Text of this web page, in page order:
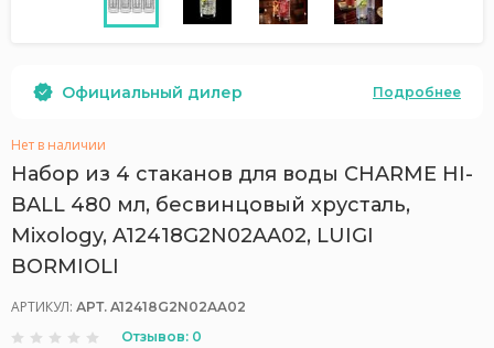
Официальный дилер Подробнее
Нет в наличии
Набор из 4 стаканов для воды CHARME HI-
BALL 480 мл, бесвинцовый хрусталь,
Mixology, A12418G2N02AA02, LUIGI
BORMIOLI
АРТИКУЛ: АРТ. A12418G2N02AA02
Отзывов: 0